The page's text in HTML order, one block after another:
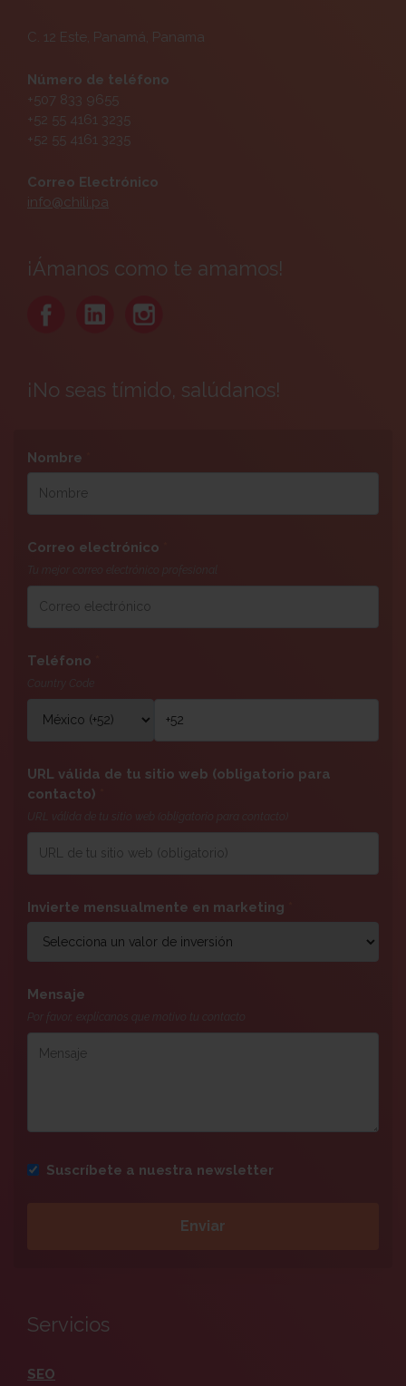
Servicios
SEO
C. 12 Este, Panamá, Panama
Número de teléfono
+507 833 9655
+52 55 4161 3235
+52 55 4161 3235
Correo Electrónico
info@chili.pa
¡Ámanos como te amamos!
¡No seas tímido, salúdanos!
Nombre
Correo electrónico
Teléfono
Country Code
URL válida de tu sitio web (obligatorio para
contacto)
URL válida de tu sitio web (obligatorio para contacto)
Invierte mensualmente en marketing
Mensaje
Por favor, explícanos que motivo tu contacto
Suscríbete a nuestra newsletter